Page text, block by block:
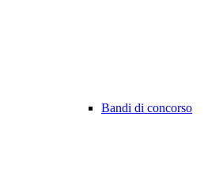
Bandi di concorso